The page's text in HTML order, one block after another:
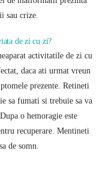
sau crize.
de zi cu zi?
activitatile de zi cu
daca ati urmat vreun
prezente. Retineti
sa fumati si trebuie sa va
o hemoragie este
recuperare. Mentineti
de somn.